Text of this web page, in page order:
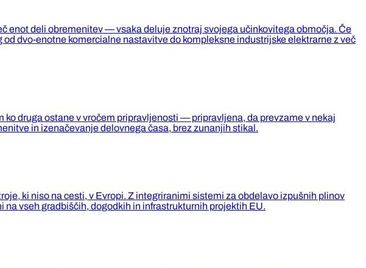
enot deli obremenitev — vsaka deluje znotraj svojega učinkovitega območja. Če
dvo-enotne komercialne nastavitve do kompleksne industrijske elektrarne z več
druga ostane v vročem pripravljenosti — pripravljena, da prevzame v nekaj
in izenačevanje delovnega časa, brez zunanjih stikal.
ki niso na cesti, v Evropi. Z integriranimi sistemi za obdelavo izpušnih plinov
vseh gradbiščih, dogodkih in infrastrukturnih projektih EU.